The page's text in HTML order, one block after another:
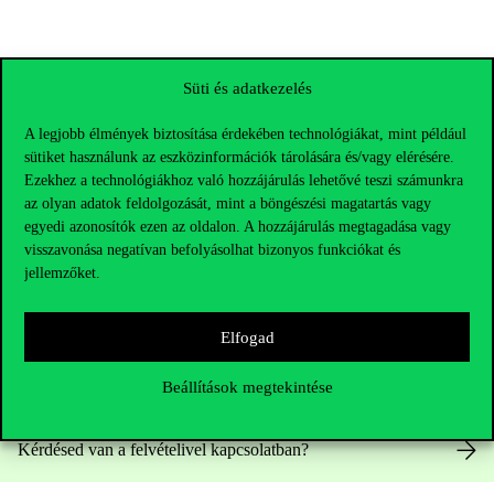
Süti és adatkezelés
A legjobb élmények biztosítása érdekében technológiákat, mint például
sütiket használunk az eszközinformációk tárolására és/vagy elérésére.
Ezekhez a technológiákhoz való hozzájárulás lehetővé teszi számunkra
az olyan adatok feldolgozását, mint a böngészési magatartás vagy
egyedi azonosítók ezen az oldalon. A hozzájárulás megtagadása vagy
visszavonása negatívan befolyásolhat bizonyos funkciókat és
jellemzőket.
Elfogad
Beállítások megtekintése
+36 1 482 5000
Kérdésed van a felvételivel kapcsolatban?